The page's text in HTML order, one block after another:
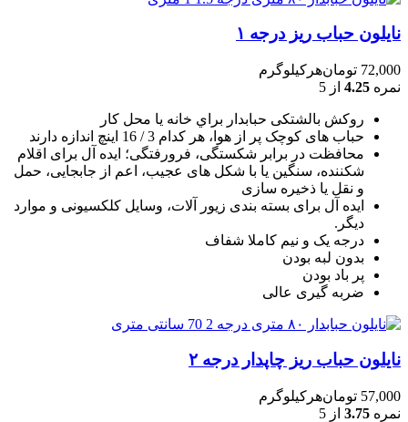
نایلون حباب ریز درجه ۱
72,000 تومانهرکیلوگرم
نمره 4.25 از 5
روکش بالشتکی حبابدار براي خانه يا محل کار
حباب های کوچک پر از هوا، هر کدام 3 / 16 اينچ اندازه دارند
محافظت در برابر شکستگی، فرورفتگی؛ ايده آل برای اقلام
شکننده، سنگين يا با شکل های عجيب، اعم از جابجايی، حمل
و نقل يا ذخيره سازی
ایده آل برای بسته بندی زیور آلات، وسایل کلکسیونی و موارد
دیگر.
درجه یک و نیم کاملا شفاف
بدون لبه بودن
پر باد بودن
ضربه گیری عالی
نایلون حباب ریز چاپدار درجه ۲
57,000 تومانهرکیلوگرم
نمره 3.75 از 5